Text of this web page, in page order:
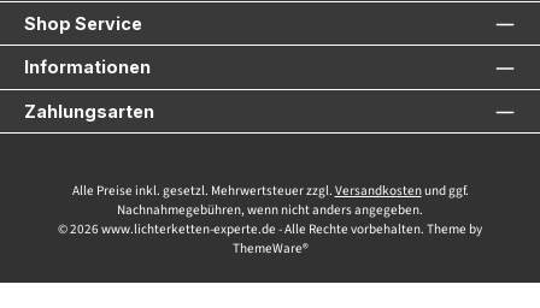
Shop Service
Informationen
Zahlungsarten
Alle Preise inkl. gesetzl. Mehrwertsteuer zzgl. Versandkostenund ggf.
Nachnahmegebühren, wenn nicht anders angegeben.
© 2026 www.lichterketten-experte.de - Alle Rechte vorbehalten. Theme by
ThemeWare®